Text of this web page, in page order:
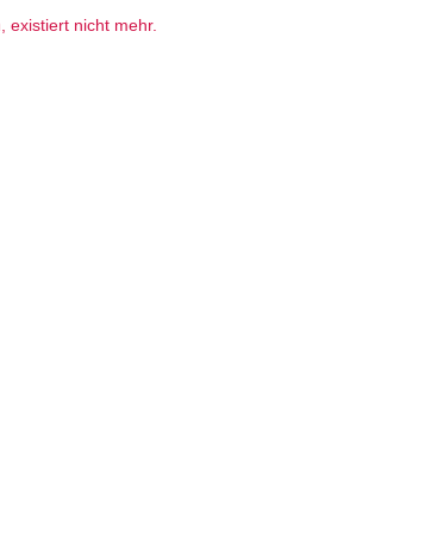
existiert nicht mehr.